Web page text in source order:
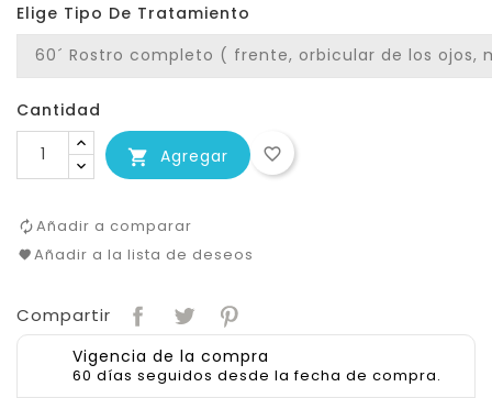
Elige Tipo De Tratamiento
Cantidad
 Agregar favorite_border
Añadir a comparar
Añadir a la lista de deseos
Compartir
Vigencia de la compra
60 días seguidos desde la fecha de compra.